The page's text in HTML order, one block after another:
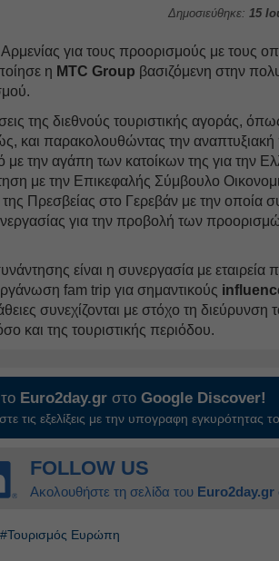
Δημοσιεύθηκε: 15
για τους προορισμούς με τους
η MTC Group βασιζόμενη στην
της διεθνούς τουριστικής αγοράς,
και παρακολουθώντας την αναπτυξιακή
την αγάπη των κατοίκων της για την
με την Επικεφαλής Σύμβουλο
Πρεσβείας στο Γερεβάν με την οποία
για την προβολή των
είναι η συνεργασία με εταιρεία
fam trip για σημαντικούς
συνεχίζονται με στόχο τη διεύρυνση
και της τουριστικής περιόδου.
Euro2day.gr στοGoogle Discover!
τις εξελίξεις με την υπογραφη εγκυρότητας
FOLLOW US
Ακολουθήστε τη σελίδα του Euro2day.gr
#Τουρισμός Ευρώπη